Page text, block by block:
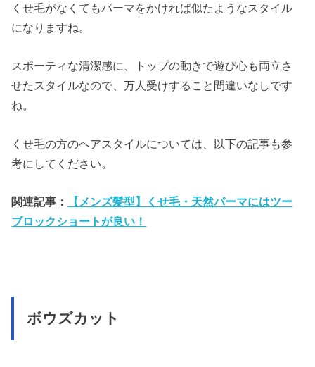
くせ毛がなくてもパーマをかければ似たようなスタイル
になりますね。
スポーティな清潔感に、トップの動きで遊び心も両立さ
せたスタイルなので、万人受けすること間違いなしです
ね。
くせ毛の方のヘアスタイルについては、以下の記事も参
考にしてください。
関連記事：
【メンズ髪型】くせ毛・天然パーマにはツー
ブロックショートが良い！
ボウズカット